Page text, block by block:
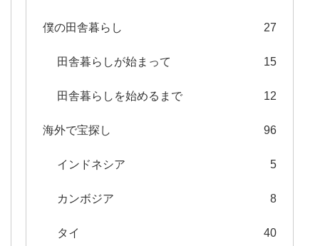
僕の田舎暮らし 27
田舎暮らしが始まって 15
田舎暮らしを始めるまで 12
海外で宝探し 96
インドネシア 5
カンボジア 8
タイ 40